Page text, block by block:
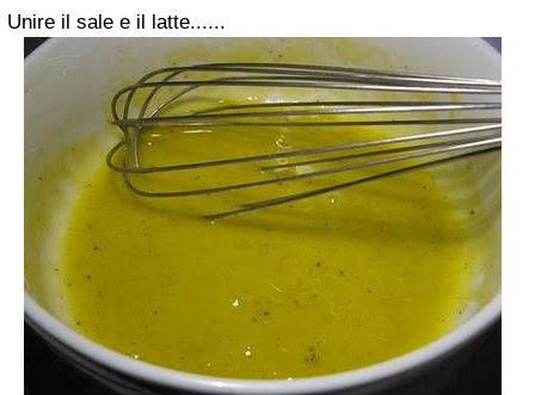
Unire il sale e il latte......